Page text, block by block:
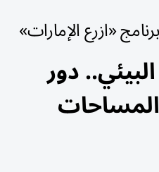
«ازرع الإمارات»
دور